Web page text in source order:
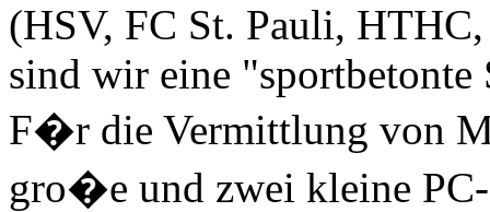
(HSV, FC St. Pauli,
sind wir eine "sportbetonte
F�r die Vermittlung von
gro�e und zwei kleine